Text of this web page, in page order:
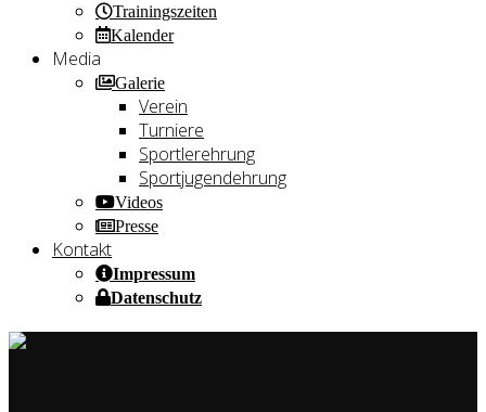
Trainingszeiten
Kalender
Media
Galerie
Verein
Turniere
Sportlerehrung
Sportjugendehrung
Videos
Presse
Kontakt
Impressum
Datenschutz